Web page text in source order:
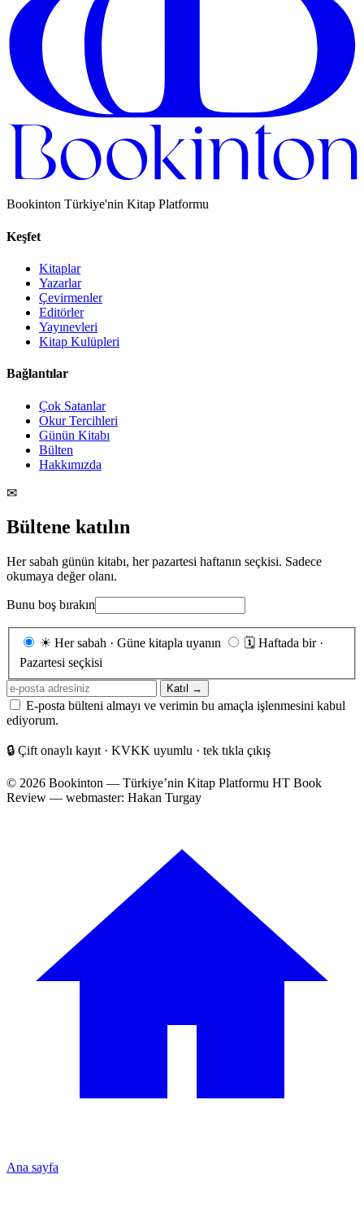
Bookinton Türkiye'nin Kitap Platformu
Keşfet
Kitaplar
Yazarlar
Çevirmenler
Editörler
Yayınevleri
Kitap Kulüpleri
Bağlantılar
Çok Satanlar
Okur Tercihleri
Günün Kitabı
Bülten
Hakkımızda
✉
Bültene katılın
Her sabah günün kitabı, her pazartesi haftanın seçkisi. Sadece
okumaya değer olanı.
Bunu boş bırakın
Gönderim
☀ Her sabah · Güne kitapla uyanın 🗓 Haftada bir ·
Pazartesi seçkisi
E-
posta
adresiniz
Katıl →
E-posta bülteni almayı ve verimin bu amaçla işlenmesini kabul
ediyorum.
🔒 Çift onaylı kayıt · KVKK uyumlu · tek tıkla çıkış
© 2026 Bookinton — Türkiye’nin Kitap Platformu HT Book
Review — webmaster: Hakan Turgay
Ana sayfa